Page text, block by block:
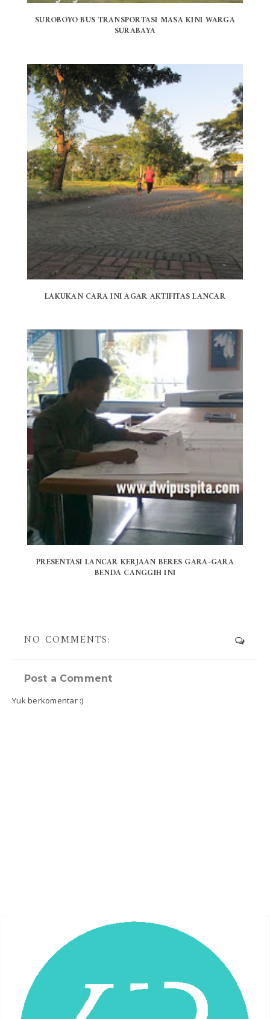
SUROBOYO BUS TRANSPORTASI MASA KINI WARGA
SURABAYA
LAKUKAN CARA INI AGAR AKTIFITAS LANCAR
PRESENTASI LANCAR KERJAAN BERES GARA-GARA
BENDA CANGGIH INI
NO COMMENTS:
Post a Comment
Yuk berkomentar :)